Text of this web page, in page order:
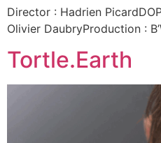
Director : Hadrien
Olivier DaubryProduction :
Tortle.Earth